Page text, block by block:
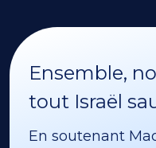
Ensemble,
tout Israël
En soutenant